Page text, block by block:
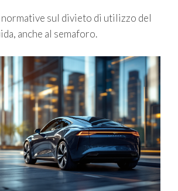
sul divieto di utilizzo del
anche al semaforo.